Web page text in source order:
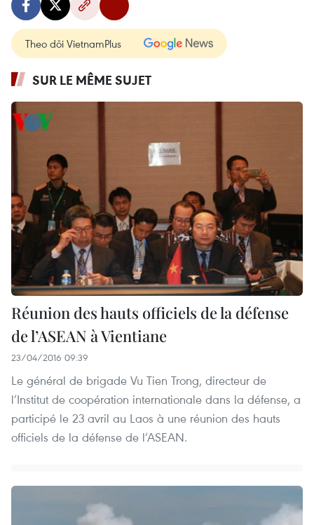
Theo dõi VietnamPlus
SUR LE MÊME SUJET
Réunion des hauts officiels de la défense
de l’ASEAN à Vientiane
23/04/2016 09:39
Le général de brigade Vu Tien Trong, directeur de
l’Institut de coopération internationale dans la défense, a
participé le 23 avril au Laos à une réunion des hauts
officiels de la défense de l’ASEAN.